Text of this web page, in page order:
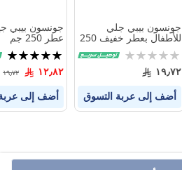
جونسون بيبي جلي
للأطفال بعطر خفيف 250
Rating:
0%
١٩٫٧٢
أضف إلى عربة التسوق
جونسون بيبي
عطر 250 جم
تقييم:
100%
١٢٫٨٢ ١٩٫٧٢
أضف إلى